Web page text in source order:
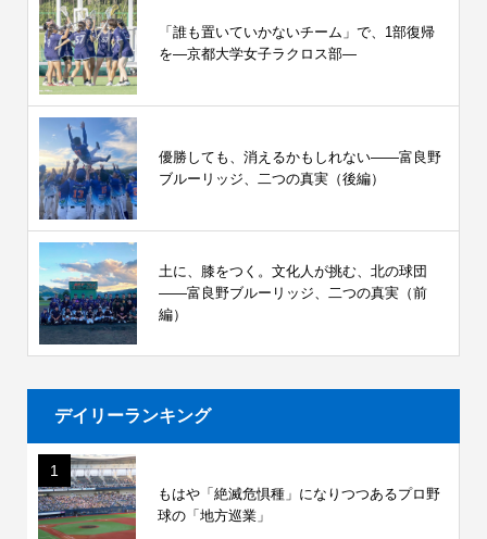
「誰も置いていかないチーム」で、1部復帰
を―京都大学女子ラクロス部―
優勝しても、消えるかもしれない――富良野
ブルーリッジ、二つの真実（後編）
土に、膝をつく。文化人が挑む、北の球団
――富良野ブルーリッジ、二つの真実（前
編）
デイリーランキング
1
もはや「絶滅危惧種」になりつつあるプロ野
球の「地方巡業」